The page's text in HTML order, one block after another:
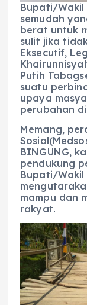
Bupati/
semudah
berat untuk
sulit jika
Eksecutif,
Putih
suatu
upaya
perubahan
Memang,
BINGUNG,
pendukung
Bupati/Wakil
mampu dan
rakyat.